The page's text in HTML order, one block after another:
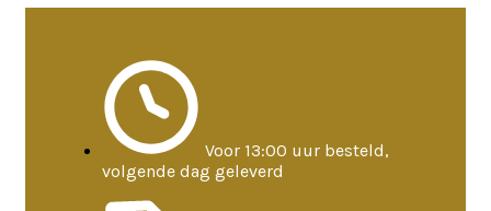
Voor 13:00 uur besteld,
volgende dag geleverd